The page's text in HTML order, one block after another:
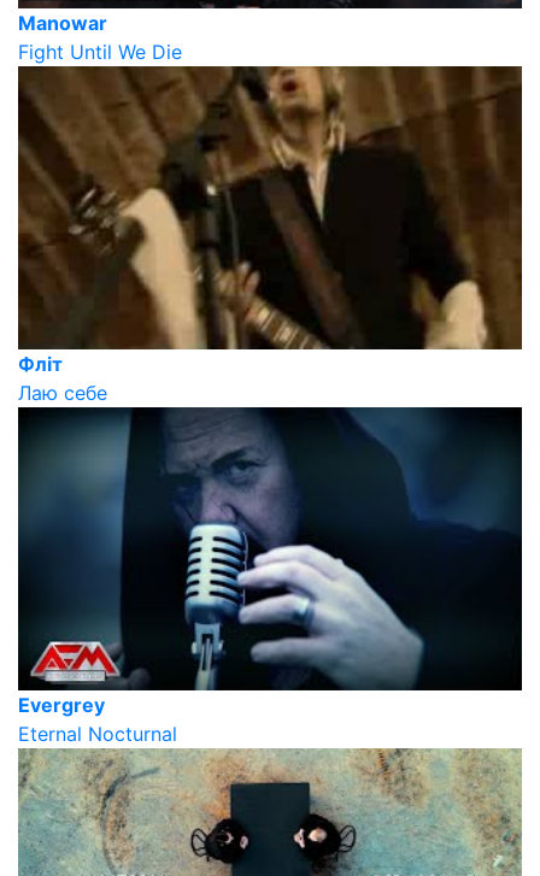
Manowar
Fight Until We Die
Фліт
Лаю себе
Evergrey
Eternal Nocturnal